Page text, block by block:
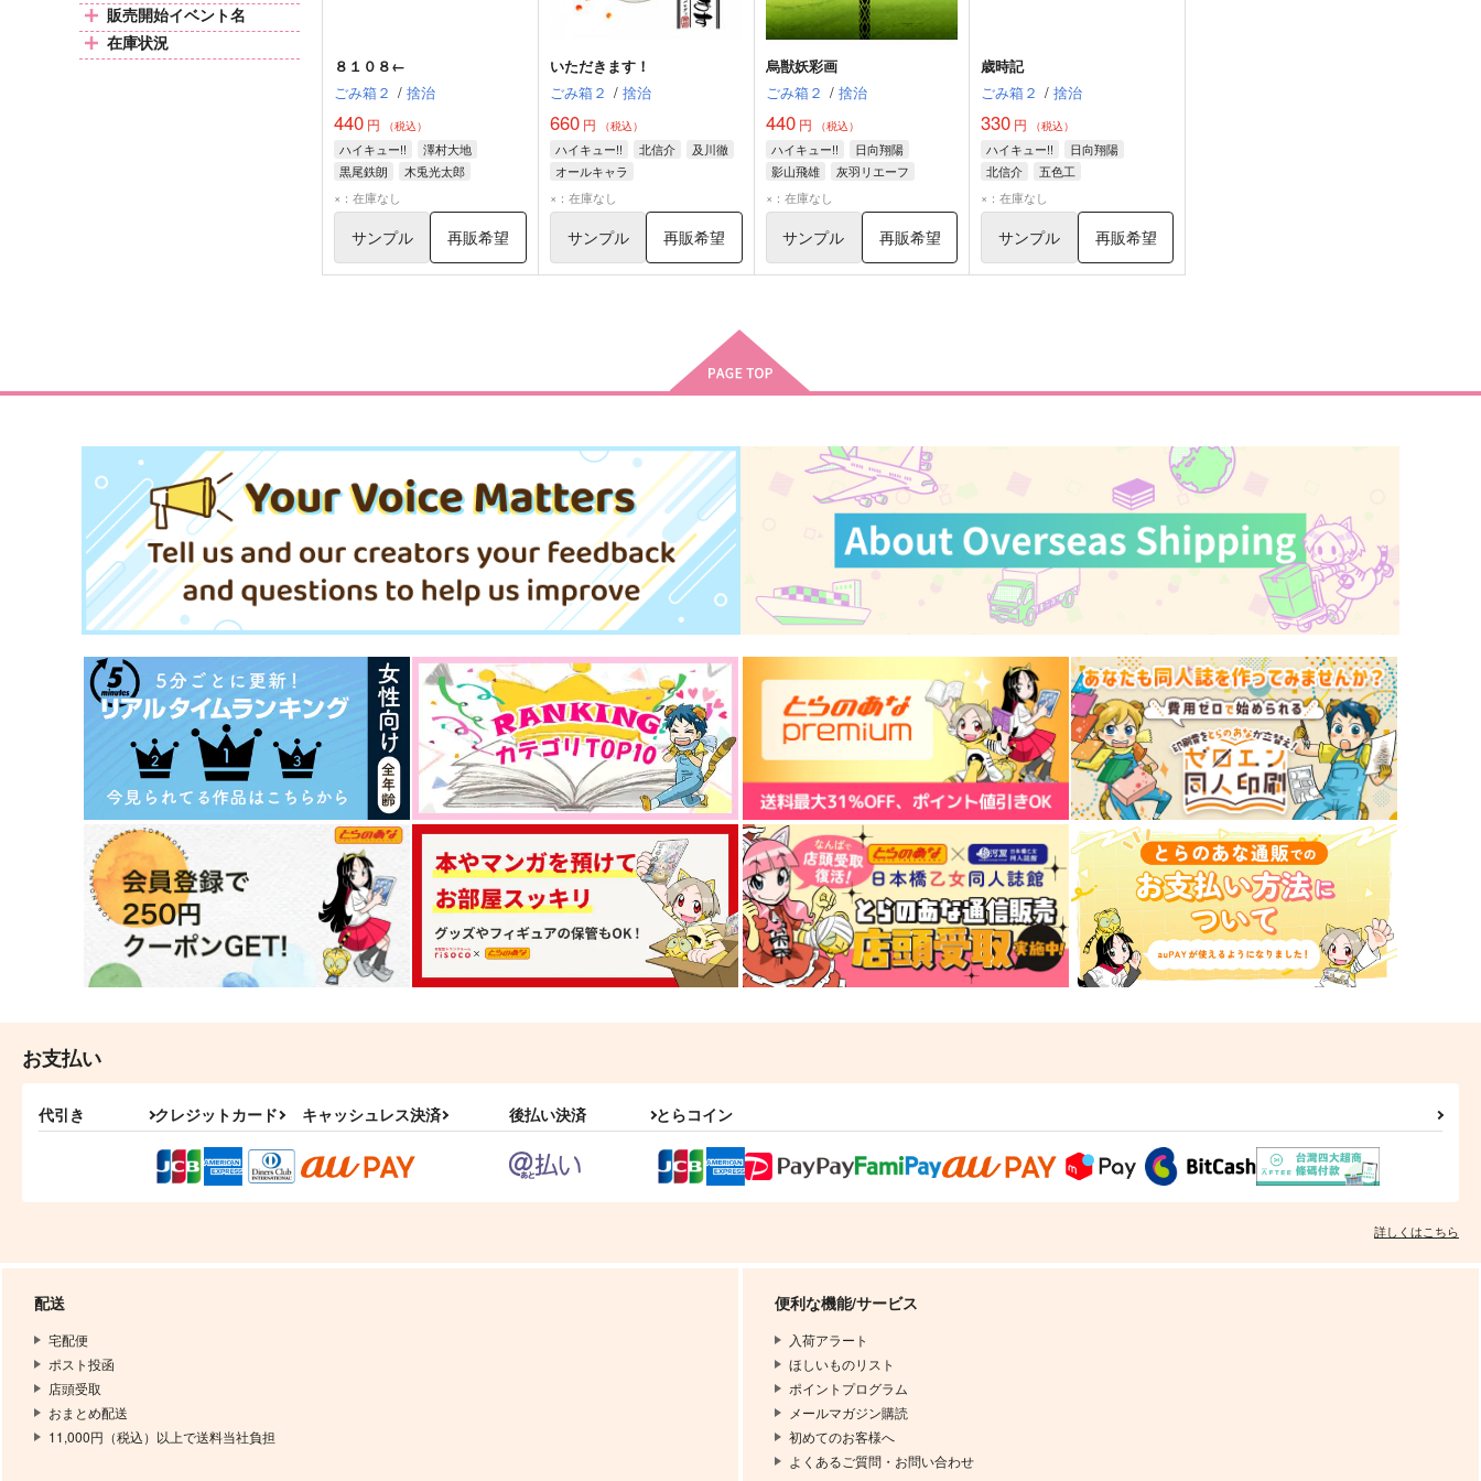
販売開始イベント名
在庫状況
８１０８←
ごみ箱２ / 捨治
440 円 （税込）
ハイキュー!!
澤村大地
黒尾鉄朗
木兎光太郎
×：在庫なし
サンプル 再販希望
いただきます！
ごみ箱２ / 捨治
660円 （税込）
ハイキュー!! 北信介
及川徹
オールキャラ
×：在庫なし
サンプル 再販希望
烏獣妖彩画
ごみ箱２ / 捨治
440円 （税込）
ハイキュー!!
日向翔陽
影山飛雄
灰羽リエーフ
×：在庫なし
サンプル 再販希望
歳時記
ごみ箱２ / 捨治
330 円 （税込）
ハイキュー!!
日向翔陽
北信介
五色工
×：在庫なし
サンプル 再販希望
お支払い
代引き クレジットカード キャッシュレス決済 後払い決済 とらコイン
詳しくはこちら
配送
宅配便
ポスト投函
店頭受取
おまとめ配送
11,000円（税込）以上で送料当社負担
便利な機能/サービス
入荷アラート
ほしいものリスト
ポイントプログラム
メールマガジン購読
初めてのお客様へ
よくあるご質問・お問い合わせ